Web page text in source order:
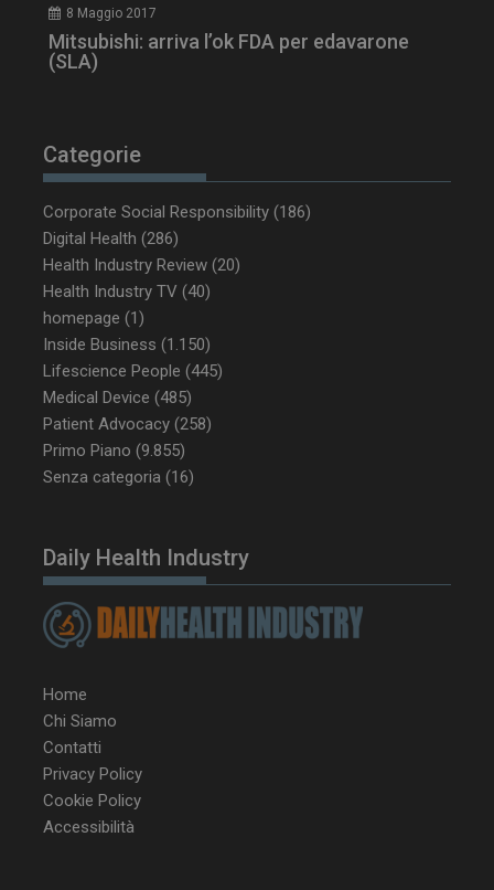
8 Maggio 2017
Mitsubishi: arriva l’ok FDA per edavarone
(SLA)
Categorie
Corporate Social Responsibility (186)
Digital Health (286)
Health Industry Review (20)
Health Industry TV (40)
homepage (1)
Inside Business (1.150)
Lifescience People (445)
Medical Device (485)
Patient Advocacy (258)
Primo Piano (9.855)
Senza categoria (16)
Daily Health Industry
Home
Chi Siamo
Contatti
Privacy Policy
Cookie Policy
Accessibilità
ARRAffinity
.www.dailyhealthindustry.it
_ga_Z2VT792F98
tracking-sites-
ironfish-tracking-
CookieScriptConsent
CookieScript
www.dailyhealthindustry.it
5 mesi 3